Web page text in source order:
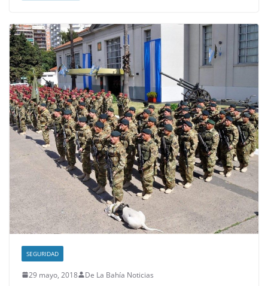
SEGURIDAD
29 mayo, 2018 De La Bahía Noticias